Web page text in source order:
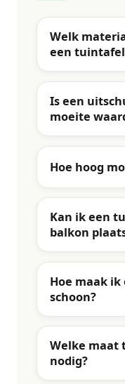
Welk
een
Is een
moeite
Hoe hoog
Kan ik een
balkon
Hoe maak
schoon?
Welke maat
nodig?